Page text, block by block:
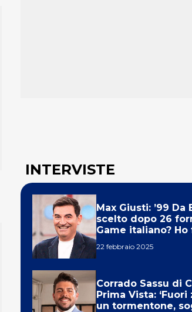
INTERVISTE
Max Giusti: ’99 Da
scelto dopo 26
Game italiano?
22 febbraio 2025
Corrado Sassu di
Prima Vista: ‘Fuori
un tormentone,